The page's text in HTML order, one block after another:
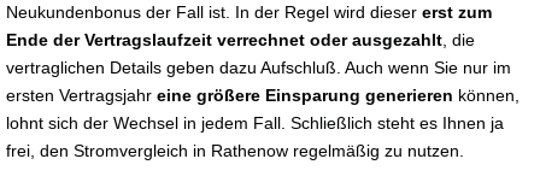
Neukundenbonus der Fall ist. In der Regel wird dieser erst zum
Ende der Vertragslaufzeit verrechnet oder ausgezahlt , die
vertraglichen Details geben dazu Aufschluß. Auch wenn Sie nur im
ersten Vertragsjahr eine größere Einsparung generieren können,
lohnt sich der Wechsel in jedem Fall. Schließlich steht es Ihnen ja
frei, den Stromvergleich in Rathenow regelmäßig zu nutzen.